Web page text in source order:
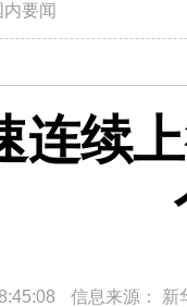
内要闻
连续
信息来源： 新